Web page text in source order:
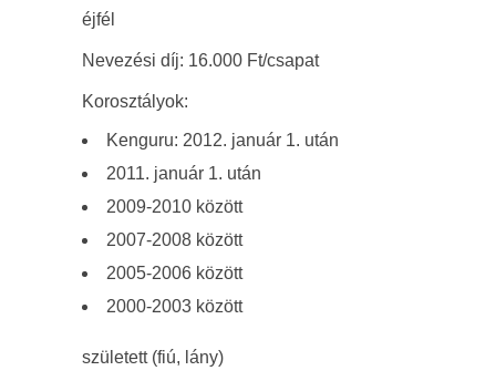
éjfél
Nevezési díj: 16.000 Ft/csapat
Korosztályok:
Kenguru: 2012. január 1. után
2011. január 1. után
2009-2010 között
2007-2008 között
2005-2006 között
2000-2003 között
született (fiú, lány)